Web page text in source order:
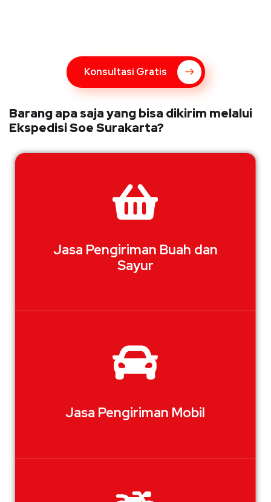
Konsultasi Gratis
Barang apa saja yang bisa dikirim melalui
Ekspedisi Soe Surakarta?
Jasa Pengiriman Buah dan
Sayur
Jasa Pengiriman Mobil